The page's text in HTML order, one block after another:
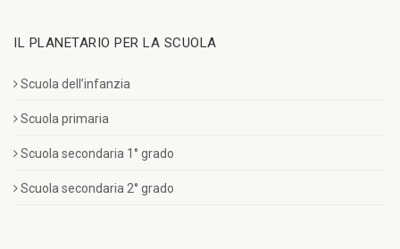
IL PLANETARIO PER LA SCUOLA
Scuola dell’infanzia
Scuola primaria
Scuola secondaria 1° grado
Scuola secondaria 2° grado